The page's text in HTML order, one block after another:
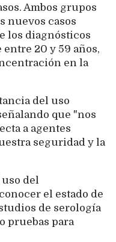
Ambos grupos
nuevos casos
los diagnósticos
20 y 59 años,
en la
del uso
que "nos
a agentes
seguridad y la
del
el estado de
de serología
pruebas para